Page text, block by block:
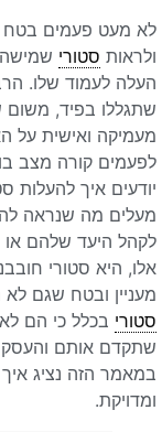
לא מעט פעמים בטח
ולראות סטורי
העלה לעמוד שלו.
שתגללו בפיד, משום
מעמיקה ואישית על
לפעמים קורה מצב
יודעים איך להעלות
מעלים מה שנראה
לקהל היעד שלהם או
אלו, היא סטורי
מעניין ובטח שגם
סטורי בכלל כי הם
שתקדם אותם
במאמר הזה נציג
ומדויקת.